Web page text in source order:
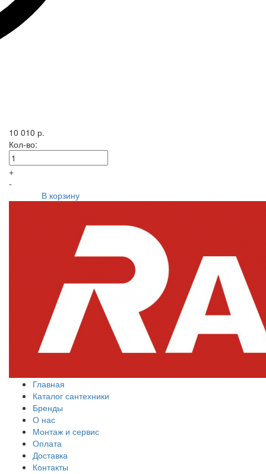
10 010 р.
Кол-во:
+
-
В корзину
Главная
Каталог сантехники
Бренды
О нас
Монтаж и сервис
Оплата
Доставка
Контакты